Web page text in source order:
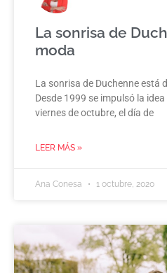
La sonrisa de
moda
La sonrisa de Duchenne está
Desde 1999 se impulsó la
viernes de octubre, el día de
LEER MÁS »
Ana Conesa 1 octubre, 2020